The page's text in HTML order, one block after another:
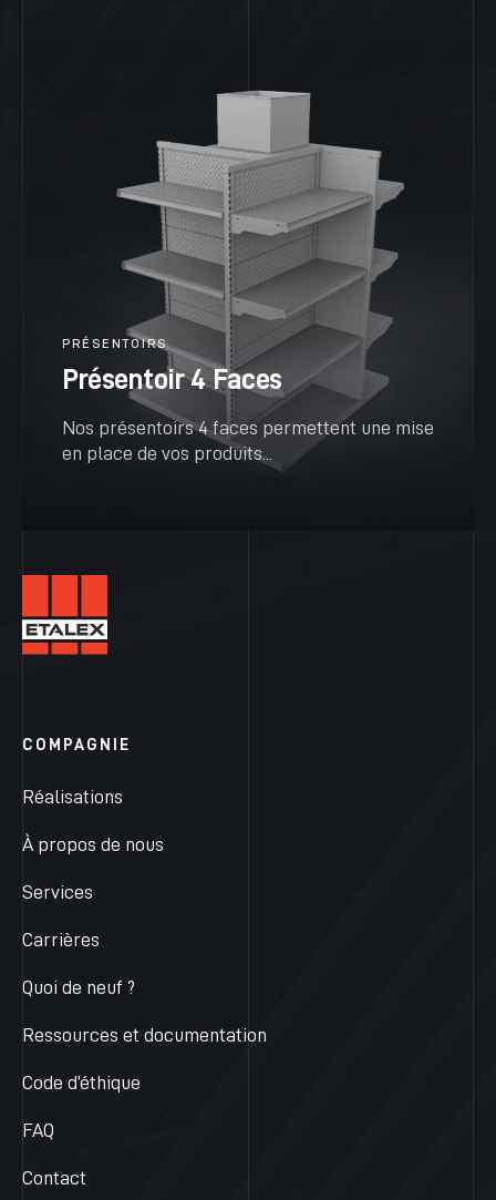
PRÉSENTOIRS
Présentoir 4 Faces
Nos présentoirs 4 faces permettent une mise
en place de vos produits...
COMPAGNIE
Réalisations
À propos de nous
Services
Carrières
Quoi de neuf ?
Ressources et documentation
Code d’éthique
FAQ
Contact